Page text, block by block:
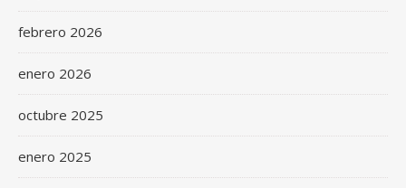
febrero 2026
enero 2026
octubre 2025
enero 2025